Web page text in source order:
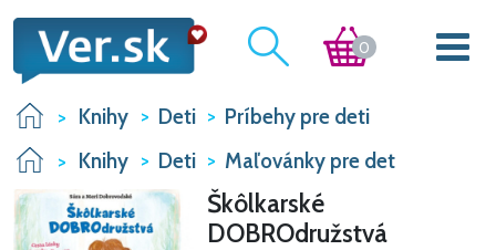
0
Knihy Deti
Príbehy pre deti
Knihy
Deti Maľovánky pre det
Škôlkarské
DOBROdružstvá